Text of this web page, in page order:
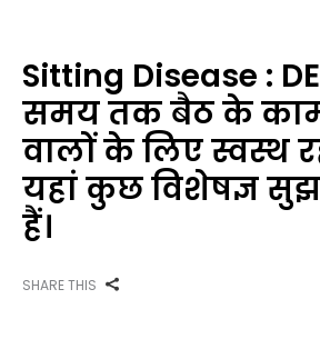
Sitting Disease :
समय तक बैठ के
वालों के लिए स्वस्थ
यहां कुछ विशेषज्ञ
हैं।
SHARE THIS